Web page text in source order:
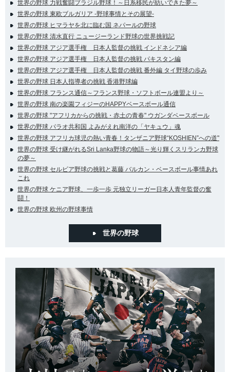
世界の野球 力戦奮闘ブラジル野球！～日系移民が紡いできた夢～
世界の野球 東欧ブルガリア -野球事情とその展望-
世界の野球 ヒマラヤを北に臨む国 ネパールの野球
世界の野球 清水直行 ニュージーランド野球の世界挑戦記
世界の野球 アジア選手権 日本人監督の挑戦 インドネシア編
世界の野球 アジア選手権 日本人監督の挑戦 パキスタン編
世界の野球 アジア選手権 日本人監督の挑戦 番外編 タイ野球の歩み
世界の野球 日本人指導者の挑戦 香港野球編
世界の野球 フランス通信～フランス野球・ソフトボール連盟より～
世界の野球 南の楽園フィジーのHAPPYベースボール通信
世界の野球 "アフリカからの挑戦・赤土の青春" ウガンダベースボール
世界の野球 パラオ共和国 よみがえれ南洋の「ヤキュウ」魂
世界の野球 アフリカ球児の熱い青春！タンザニア野球“KOSHIEN”への道"
世界の野球 受け継がれるSri Lanka野球の物語～光り輝くスリランカ野球
の夢～
世界の野球 セルビア野球の挑戦と葛藤 バルカン・ベースボール事情あれ
これ
世界の野球 ケニア野球、一歩一歩 元独立リーガー日本人青年監督の奮
闘！
世界の野球 欧州の野球事情
世界の野球